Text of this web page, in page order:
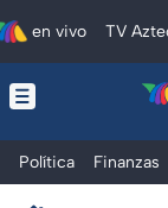
en vivo TV
Política Finanzas